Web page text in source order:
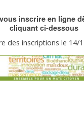
inscrire en ligne
cliquant ci-dessous
des inscriptions le 14/